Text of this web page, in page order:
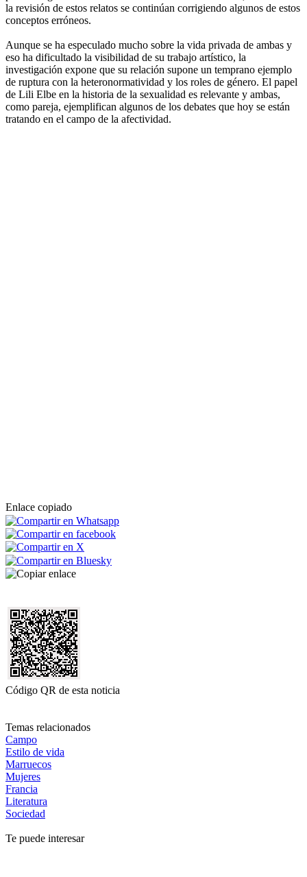
la revisión de estos relatos se continúan corrigiendo algunos de estos
conceptos erróneos.
Aunque se ha especulado mucho sobre la vida privada de ambas y
eso ha dificultado la visibilidad de su trabajo artístico, la
investigación expone que su relación supone un temprano ejemplo
de ruptura con la heteronormatividad y los roles de género. El papel
de Lili Elbe en la historia de la sexualidad es relevante y ambas,
como pareja, ejemplifican algunos de los debates que hoy se están
tratando en el campo de la afectividad.
Enlace copiado
Código QR de esta noticia
Temas relacionados
Campo
Estilo de vida
Marruecos
Mujeres
Francia
Literatura
Sociedad
Te puede interesar